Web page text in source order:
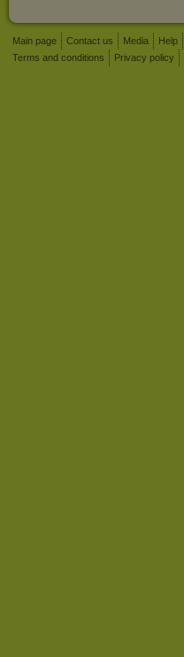
Main page Contact us Media Help
Terms and conditions
Privacy policy